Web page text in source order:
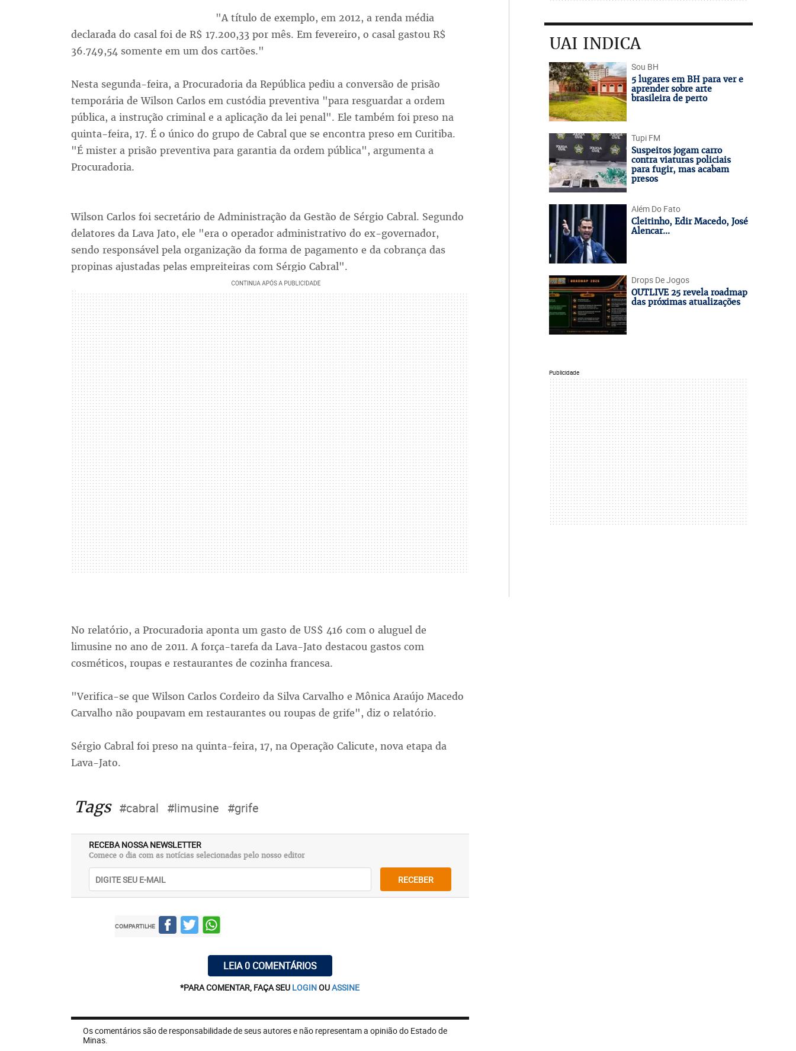
"A título de exemplo, em 2012, a renda média
declarada do casal foi de R$ 17.200,33 por mês. Em fevereiro, o casal gastou R$
36.749,54 somente em um dos cartões."
Nesta segunda-feira, a Procuradoria da República pediu a conversão de prisão
temporária de Wilson Carlos em custódia preventiva "para resguardar a ordem
pública, a instrução criminal e a aplicação da lei penal". Ele também foi preso na
quinta-feira, 17. É o único do grupo de Cabral que se encontra preso em Curitiba.
"É mister a prisão preventiva para garantia da ordem pública", argumenta a
Procuradoria.
Wilson Carlos foi secretário de Administração da Gestão de Sérgio Cabral. Segundo
delatores da Lava Jato, ele "era o operador administrativo do ex-governador,
sendo responsável pela organização da forma de pagamento e da cobrança das
propinas ajustadas pelas empreiteiras com Sérgio Cabral".
No relatório, a Procuradoria aponta um gasto de US$ 416 com o aluguel de
limusine no ano de 2011. A força-tarefa da Lava-Jato destacou gastos com
cosméticos, roupas e restaurantes de cozinha francesa.
"Verifica-se que Wilson Carlos Cordeiro da Silva Carvalho e Mônica Araújo Macedo
Carvalho não poupavam em restaurantes ou roupas de grife", diz o relatório.
Sérgio Cabral foi preso na quinta-feira, 17, na Operação Calicute, nova etapa da
Lava-Jato.
Tags #cabral #limusine #grife
RECEBA NOSSA NEWSLETTER
Comece o dia com as notícias selecionadas pelo nosso editor
RECEBER
COMPARTILHE
LEIA 0 COMENTÁRIOS
*PARA COMENTAR, FAÇA SEU LOGINOUASSINE
Os comentários são de responsabilidade de seus autores e não representam a opinião do Estado de
Minas.
UAI INDICA
Sou BH
5 lugares em BH para ver e
aprender sobre arte
brasileira de perto
Tupi FM
Suspeitos jogam carro
contra viaturas policiais
para fugir, mas acabam
presos
Além Do Fato
Cleitinho, Edir Macedo, José
Alencar...
Drops De Jogos
OUTLIVE 25 revela roadmap
das próximas atualizações
Publicidade